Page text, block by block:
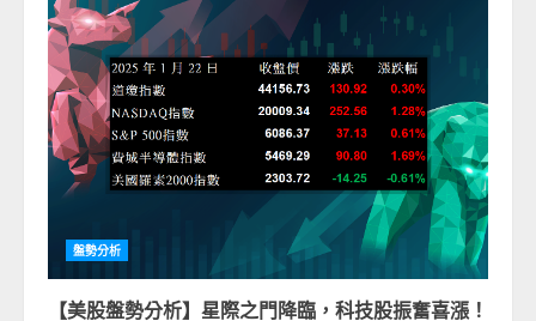
盤勢分析
【美股盤勢分析】星際之門降臨，科技股振奮喜漲！